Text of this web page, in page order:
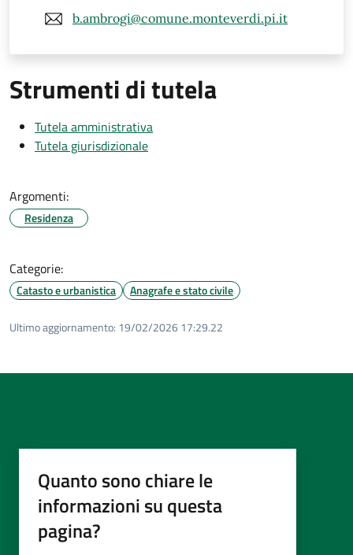
b.ambrogi@comune.monteverdi.pi.it
Strumenti di tutela
Tutela amministrativa
Tutela giurisdizionale
Argomenti:
Residenza
Categorie:
Catasto e urbanistica Anagrafe e stato civile
Ultimo aggiornamento: 19/02/2026 17:29.22
Quanto sono chiare le
informazioni su questa
pagina?